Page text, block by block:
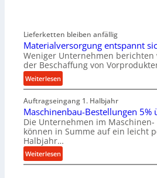
Lieferketten bleiben anfällig
Materialversorgung entspannt
Weniger Unternehmen berichten
der Beschaffung von
Weiterlesen:
M
a
t
e
r
i
a
l
Auftragseingang 1. Halbjahr
Maschinenbau-Bestellungen 5%
Die Unternehmen im
können in Summe auf ein leicht
Halbjahr…
Weiterlesen:
M